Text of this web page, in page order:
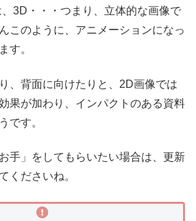
3D・・・つまり、立体的な画像で
このように、アニメーションになっ
す。
、背面に向けたりと、2D画像では
果が加わり、インパクトのある資料
です。
手」をしてもらいたい場合は、更新
くださいね。